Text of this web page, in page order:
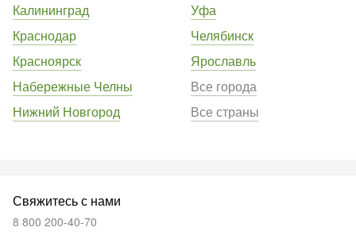
Калининград
Краснодар
Красноярск
Набережные Челны
Нижний Новгород
Уфа
Челябинск
Ярославль
Все города
Все страны
Свяжитесь с нами
8 800 200-40-70